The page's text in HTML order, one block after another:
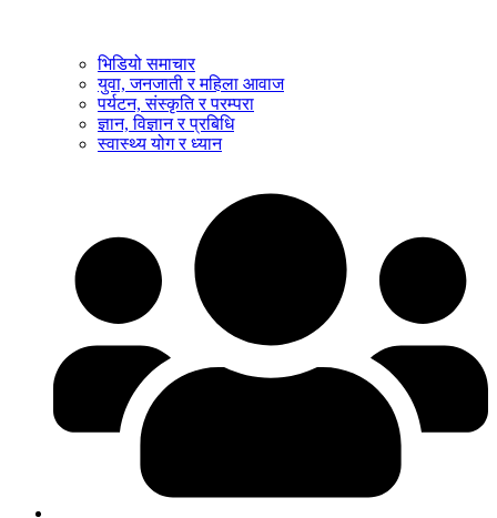
भिडियो समाचार
युवा, जनजाती र महिला आवाज
पर्यटन, संस्कृति र परम्परा
ज्ञान, विज्ञान र प्रबिधि
स्वास्थ्य योग र ध्यान